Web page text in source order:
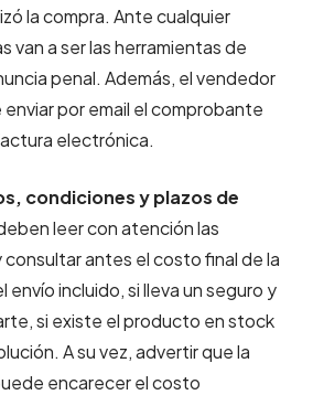
la compra. Ante cualquier
van a ser las herramientas de
penal. Además, el vendedor
por email el comprobante
electrónica.
condiciones y plazos de
leer con atención las
antes el costo final de la
envío incluido, si lleva un seguro y
si existe el producto en stock
A su vez, advertir que la
encarecer el costo